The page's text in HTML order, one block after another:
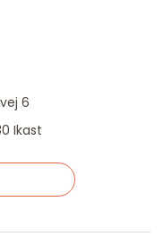
6
Ikast